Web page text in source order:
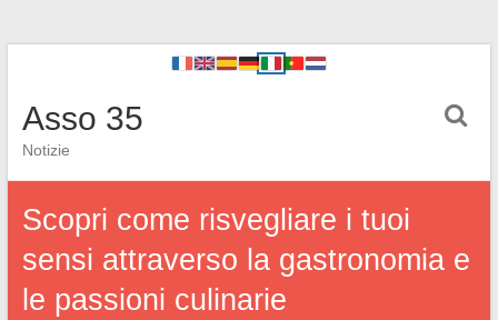
Asso 35
Notizie
Scopri come risvegliare i tuoi
sensi attraverso la gastronomia e
le passioni culinarie